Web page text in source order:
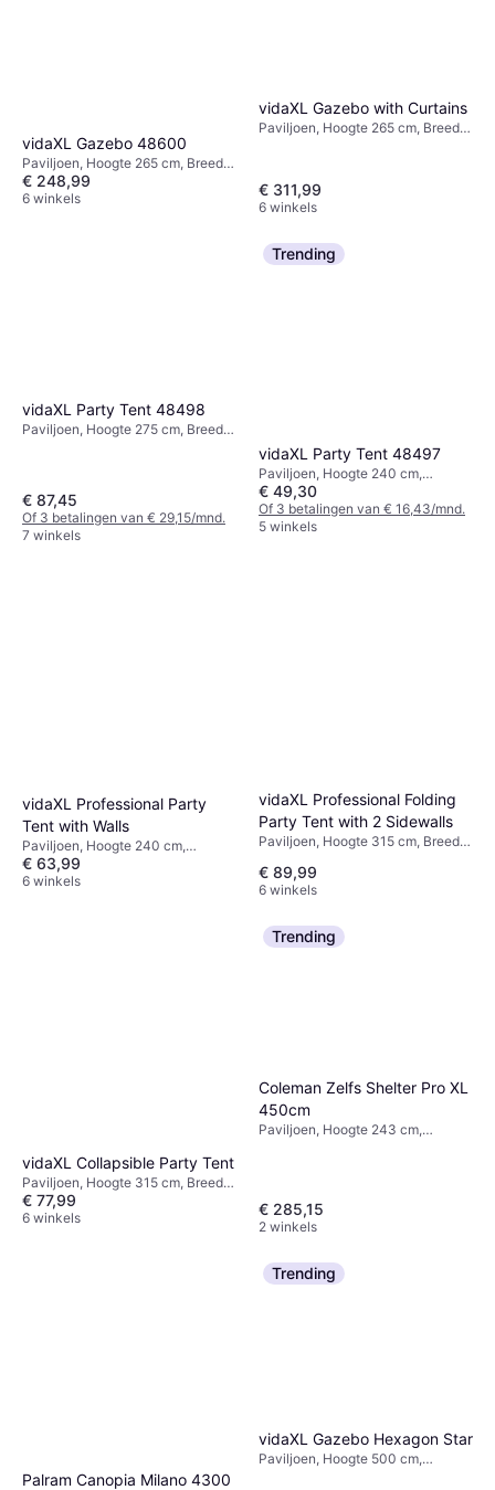
vidaXL Gazebo 48600
Paviljoen, Hoogte 265 cm, Breedte
300 cm, Lengte 300 cm
€ 248,99
6 winkels
vidaXL Gazebo with Curtains
Paviljoen, Hoogte 265 cm, Breedte
€ 311,99
6 winkels
vidaXL Party Tent 48498
Paviljoen, Hoogte 275 cm, Breedte
€ 87,45
Of 3 betalingen van € 29,15/mnd.
7 winkels
Trending
vidaXL Party Tent 48497
Paviljoen, Hoogte 240 cm,
Breedte 250 cm, Lengte 250 cm
€ 49,30
Of 3 betalingen van € 16,43/mnd.
5 winkels
vidaXL Professional Party
Tent with Walls
Paviljoen, Hoogte 240 cm,
Breedte 200 cm, Lengte 200 cm
€ 63,99
6 winkels
vidaXL Professional Folding
Party Tent with 2 Sidewalls
Paviljoen, Hoogte 315 cm, Breedte
€ 89,99
6 winkels
vidaXL Collapsible Party Tent
Paviljoen, Hoogte 315 cm, Breedte
200 cm, Lengte 200 cm
€ 77,99
6 winkels
Trending
Coleman Zelfs Shelter Pro XL
450cm
Paviljoen, Hoogte 243 cm,
€ 285,15
2 winkels
Palram Canopia Milano 4300
Trending
vidaXL Gazebo Hexagon Star
Paviljoen, Hoogte 500 cm,